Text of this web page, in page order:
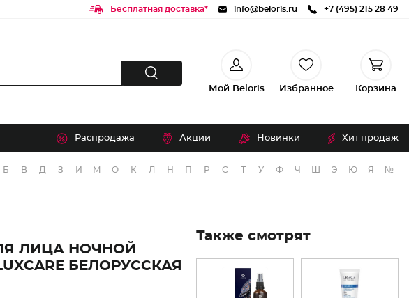
Бесплатная доставка* info@beloris.ru +7 (495) 215 28 49
Мой Beloris Избранное Корзина
Распродажа Акции Новинки Хит продаж
Б В Д З И М О К Л Н П Р С Т У Ф Ч Э Ю Я №
ЛИЦА НОЧНОЙ
БЕЛОРУССКАЯ
Также смотрят